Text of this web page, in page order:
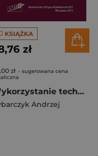
KSIĄŻKA
zł
zł - sugerowana cena
Wykorzystanie technik sztucznej inteligencji w...
Andrzej